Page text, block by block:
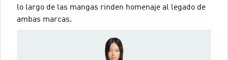
lo largo de las mangas rinden homenaje al legado de
ambas marcas.